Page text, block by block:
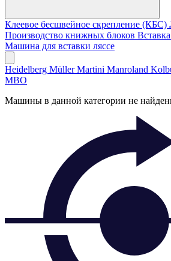
Клеевое бесшвейное скрепление (КБС)
Производство книжных блоков
Машина для вставки ляссе
Heidelberg Müller Martini Manroland
MBO
Машины в данной категории не